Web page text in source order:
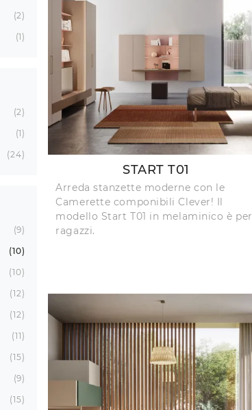
2
1
2
1
24
9
10
10
12
12
11
15
9
15
START T01
Arreda stanzette moderne con le
Camerette componibili Clever! Il
modello Start T01 in melaminico è per
ragazzi.